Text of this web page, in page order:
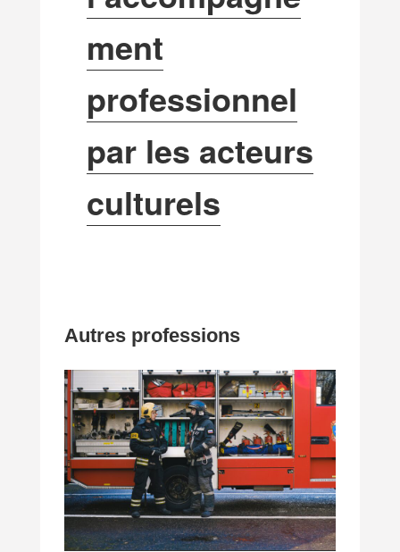
ment
professionnel
par les acteurs
culturels
Autres professions